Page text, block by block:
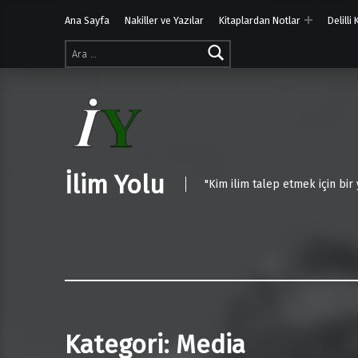
Arama:
Ana Sayfa Nakiller ve Yazılar Kitaplardan Notlar Delilli
İlim Yolu "Kim ilim talep etmek için bir
Kategori: Media